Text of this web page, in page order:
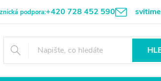
podpora:+420 728 452 590